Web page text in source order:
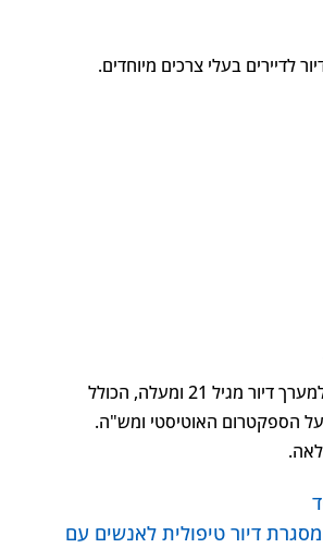
לדיירים בעלי צרכים מיוחדים.
דרוש.ה מנהל.ת למערך דיור מגיל 21 ומעלה, הכולל
על הספקטרום האוטיסטי ומש"ה.
דיור טיפולית לאנשים עם